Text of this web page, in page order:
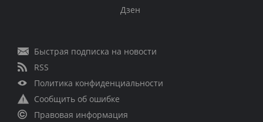
Дзен
Быстрая подписка на новости
RSS
Политика конфиденциальности
Сообщить об ошибке
Правовая информация